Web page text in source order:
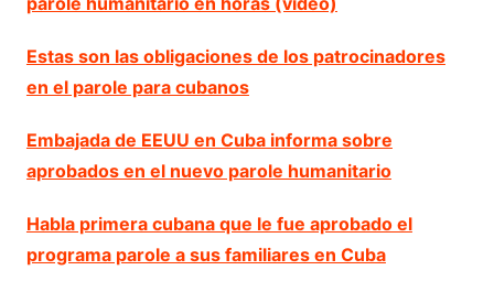
Estas son las obligaciones de los patrocinadores
en el parole para cubanos
Embajada de EEUU en Cuba informa sobre
aprobados en el nuevo parole humanitario
Habla primera cubana que le fue aprobado el
programa parole a sus familiares en Cuba